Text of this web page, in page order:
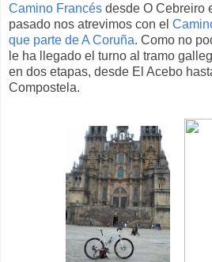
Camino Francés desde O Cebreiro
pasado nos atrevimos con el
que parte de A Coruña. Como no
le ha llegado el turno al tramo
en dos etapas, desde El Acebo
Compostela.